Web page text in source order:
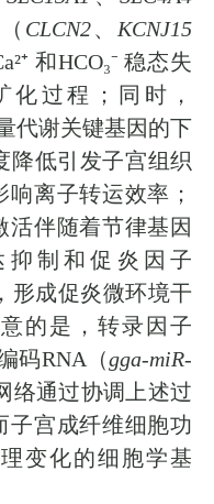
CLCN2、 KCNJ15
和HCO₃⁻ 稳态失
化过程；同时，
代谢关键基因的下
降低引发子宫组织
离子转运效率；
活伴随着节律基因
抑制和促炎因子
形成促炎微环境干
的是，转录因子
码RNA （gga-miR-
络通过协调上述过
子宫成纤维细胞功
变化的细胞学基